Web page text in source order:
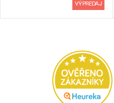
ROZMERY:
Postranné drahokamy
VÝPREDAJ